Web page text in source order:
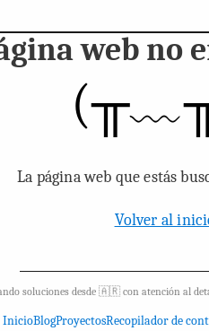
web no
La página web que estás
Volver al
soluciones desde 🇦🇷 con atención al
InicioBlogProyectosRecopilador de